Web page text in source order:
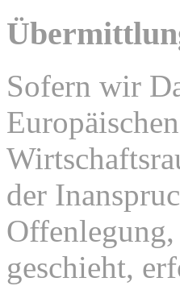
Sofern wir
der
geschieht,